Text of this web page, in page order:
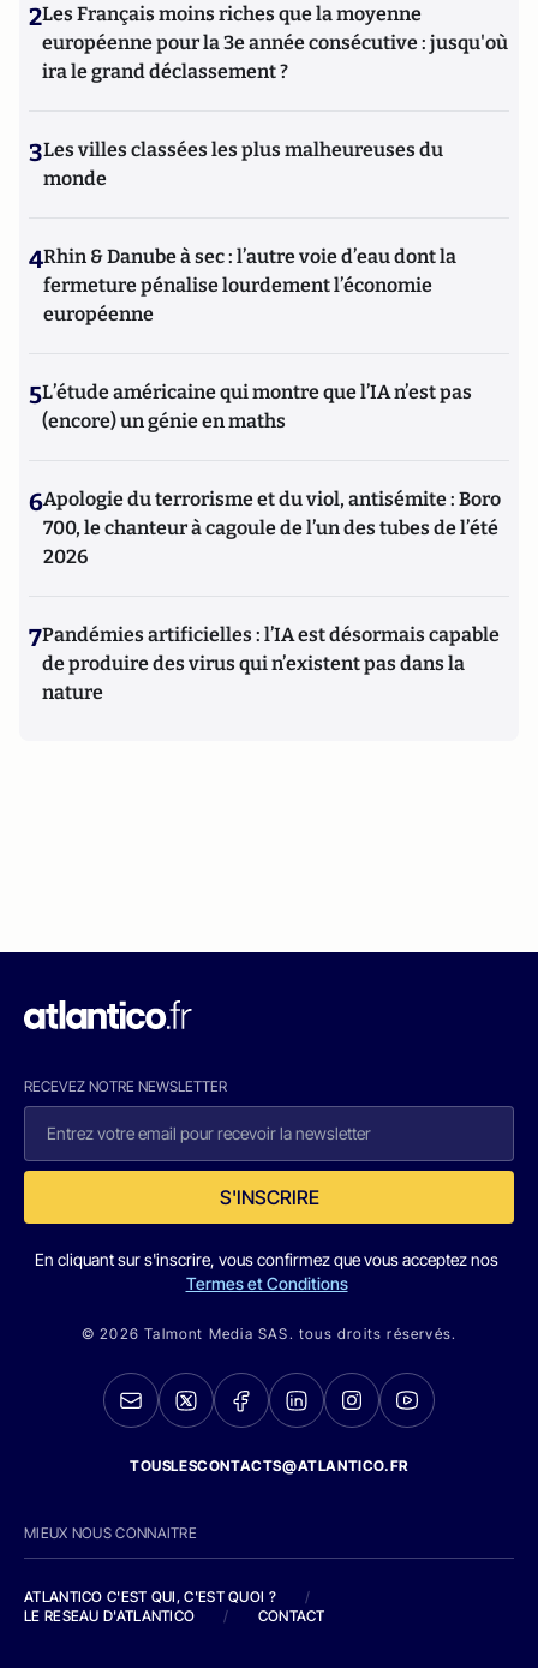
2Les Français moins riches que la moyenne
européenne pour la 3e année consécutive : jusqu'où
ira le grand déclassement ?
3Les villes classées les plus malheureuses du
monde
4Rhin & Danube à sec : l’autre voie d’eau dont la
fermeture pénalise lourdement l’économie
européenne
5L’étude américaine qui montre que l’IA n’est pas
(encore) un génie en maths
6Apologie du terrorisme et du viol, antisémite : Boro
700, le chanteur à cagoule de l’un des tubes de l’été
2026
7Pandémies artificielles : l’IA est désormais capable
de produire des virus qui n’existent pas dans la
nature
RECEVEZ NOTRE NEWSLETTER
S'INSCRIRE
En cliquant sur s'inscrire, vous confirmez que vous acceptez nos
Termes et Conditions
© 2026 Talmont Media SAS. tous droits réservés.
TOUSLESCONTACTS@ATLANTICO.FR
MIEUX NOUS CONNAITRE
ATLANTICO C'EST QUI, C'EST QUOI ?
/
LE RESEAU D'ATLANTICO
/ CONTACT